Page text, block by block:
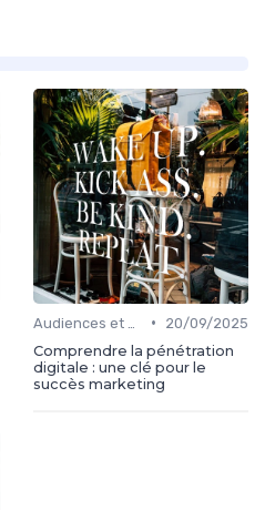
•
20/09/2025
Comprendre la pénétration
digitale : une clé pour le
succès marketing